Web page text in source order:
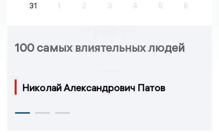
31
1 2 3 4 5 6
100 самых влиятельных людей
Николай Александрович Патов